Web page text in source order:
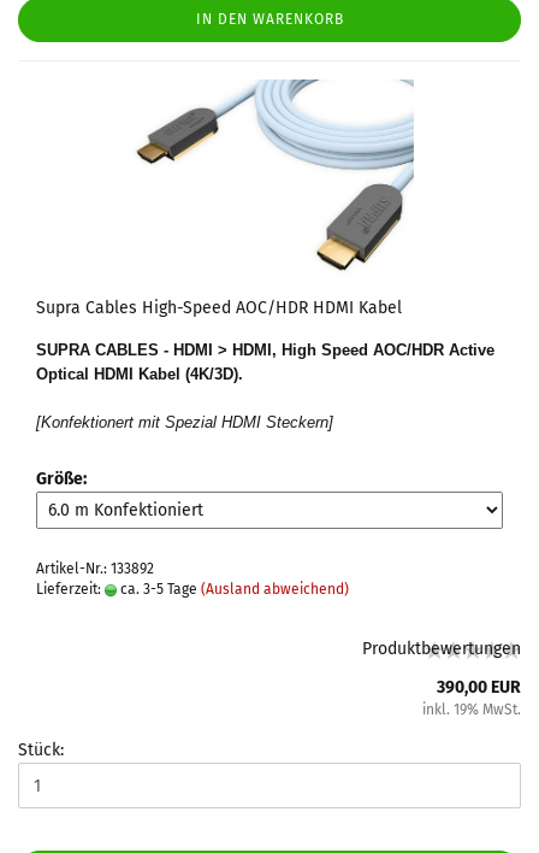
IN DEN WARENKORB
Supra Cables High-Speed AOC/HDR HDMI Kabel
SUPRA CABLES - HDMI > HDMI, High Speed AOC/HDR Active
Optical HDMI Kabel (4K/3D).
[Konfektionert mit Spezial HDMI Steckern]
Größe:
Artikel-Nr.: 133892
Lieferzeit:
ca. 3-5 Tage (Ausland abweichend)
Produktbewertungen
390,00 EUR
inkl. 19% MwSt.
Stück: